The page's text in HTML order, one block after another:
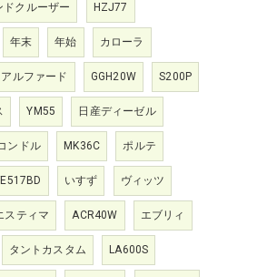
クルーザー HZJ77
年末 年始 カローラ
アルファード GGH20W S200P
YM55 日産ディーゼル
ンドル MK36C ポルテ
いすず ヴィッツ
スティマ ACR40W エブリィ
タントカスタム LA600S